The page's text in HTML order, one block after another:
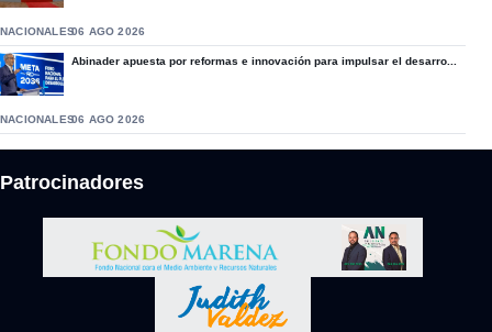
NACIONALES06 AGO 2026
Abinader apuesta por reformas e innovación para impulsar el desarro...
NACIONALES06 AGO 2026
Patrocinadores